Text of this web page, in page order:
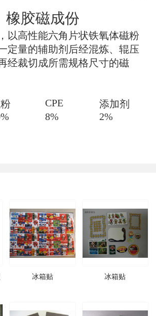
橡胶磁成份
以高性能六角片状铁氧体磁粉
定量的辅助剂后经混炼、辊压
经裁切成所需规格尺寸的磁
CPE
添加剂
8% 2%
冰箱贴 冰箱贴